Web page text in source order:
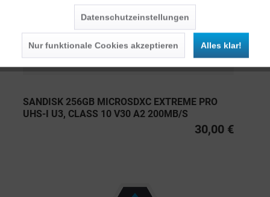
SANDISK 256GB MICROSDXC EXTREME PRO
UHS-I U3, CLASS 10 V30 A2 200MB/S
30,00 €
Datenschutzeinstellungen
Nur funktionale Cookies akzeptieren Alles klar!